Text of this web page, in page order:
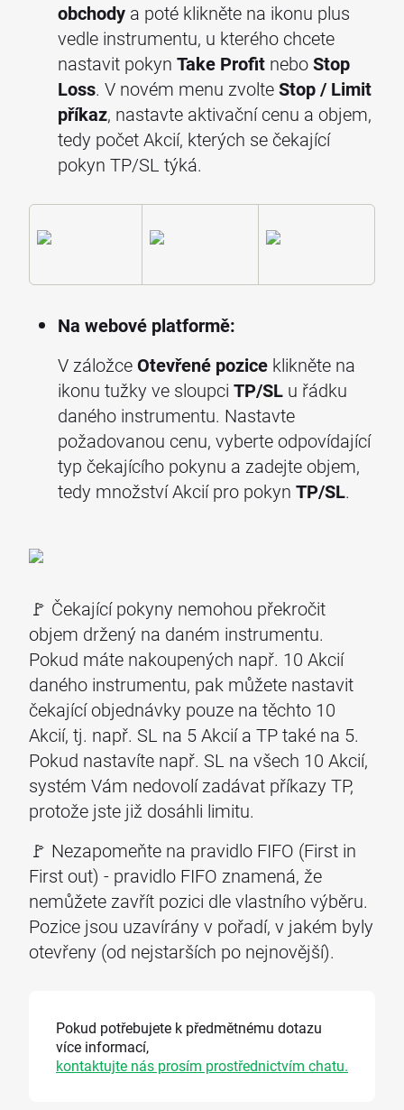
obchody a poté klikněte na ikonu plus
vedle instrumentu, u kterého chcete
nastavit pokyn Take Profit neboStop
Loss. V novém menu zvolteStop / Limit
příkaz, nastavte aktivační cenu a objem,
tedy počet Akcií, kterých se čekající
pokyn TP/SL týká.
Na webové platformě:
V záložceOtevřené pozice klikněte na
ikonu tužky ve sloupci TP/SL u řádku
daného instrumentu. Nastavte
požadovanou cenu, vyberte odpovídající
typ čekajícího pokynu a zadejte objem,
tedy množství Akcií pro pokyn TP/SL.
🚩 Čekající pokyny nemohou překročit
objem držený na daném instrumentu.
Pokud máte nakoupených např. 10 Akcií
daného instrumentu, pak můžete nastavit
čekající objednávky pouze na těchto 10
Akcií, tj. např. SL na 5 Akcií a TP také na 5.
Pokud nastavíte např. SL na všech 10 Akcií,
systém Vám nedovolí zadávat příkazy TP,
protože jste již dosáhli limitu.
🚩 Nezapomeňte na pravidlo FIFO (First in
First out) - pravidlo FIFO znamená, že
nemůžete zavřít pozici dle vlastního výběru.
Pozice jsou uzavírány v pořadí, v jakém byly
otevřeny (od nejstarších po nejnovější).
Pokud potřebujete k předmětnému dotazu
více informací,
kontaktujte nás prosím prostřednictvím chatu.